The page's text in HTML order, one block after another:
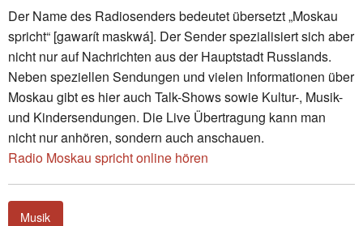
Der Name des Radiosenders bedeutet übersetzt „Moskau
spricht“ [gawarít maskwá]. Der Sender spezialisiert sich aber
nicht nur auf Nachrichten aus der Hauptstadt Russlands.
Neben speziellen Sendungen und vielen Informationen über
Moskau gibt es hier auch Talk-Shows sowie Kultur-, Musik-
und Kindersendungen. Die Live Übertragung kann man
nicht nur anhören, sondern auch anschauen.
Radio Moskau spricht online hören
Musik